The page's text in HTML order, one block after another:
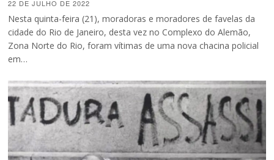
22 DE JULHO DE 2022
Nesta quinta-feira (21), moradoras e moradores de favelas da
cidade do Rio de Janeiro, desta vez no Complexo do Alemão,
Zona Norte do Rio, foram vítimas de uma nova chacina policial
em…